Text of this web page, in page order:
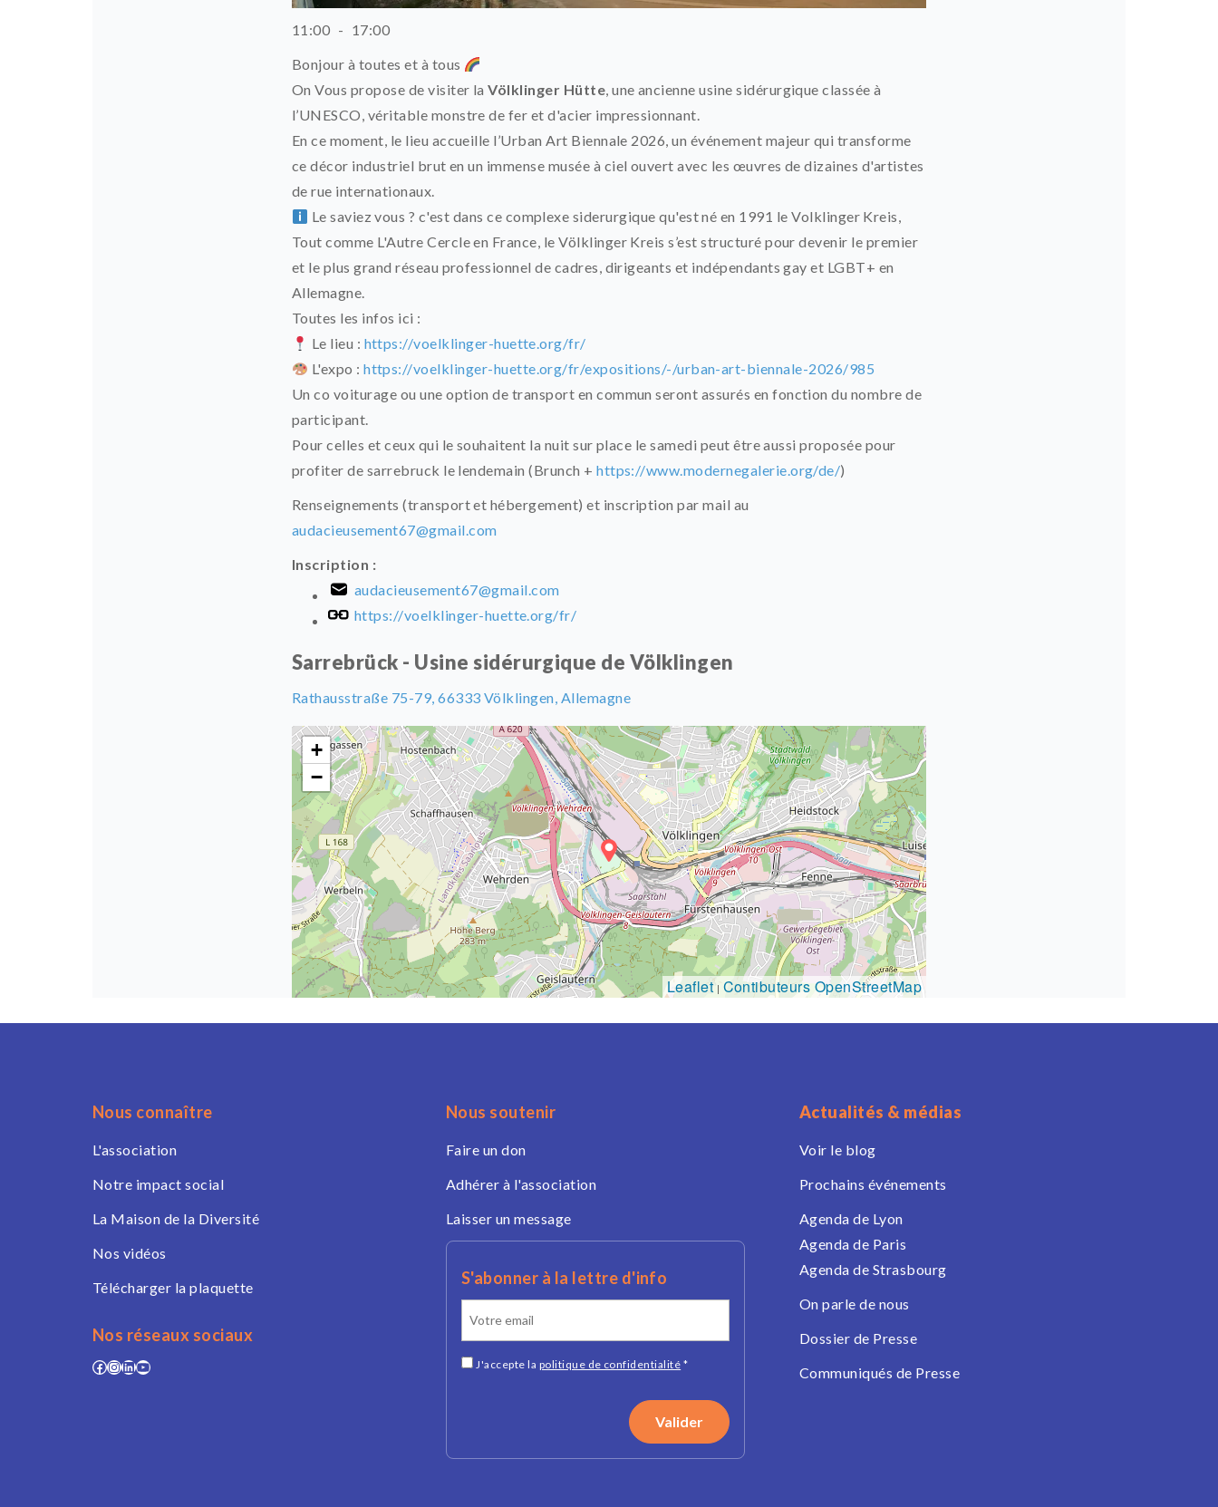
11:00 - 17:00
Bonjour à toutes et à tous
On Vous propose de visiter laVölklinger Hütte, une ancienne usine sidérurgique classée à
l’UNESCO, véritable monstre de fer et d'acier impressionnant.
En ce moment, le lieu accueille l’Urban Art Biennale 2026, un événement majeur qui transforme
ce décor industriel brut en un immense musée à ciel ouvert avec les œuvres de dizaines d'artistes
de rue internationaux.
Le saviez vous ? c'est dans ce complexe siderurgique qu'est né en 1991 le Volklinger Kreis,
Tout comme L'Autre Cercle en France, le Völklinger Kreis s’est structuré pour devenir le premier
et le plus grand réseau professionnel de cadres, dirigeants et indépendants gay et LGBT+ en
Allemagne.
Toutes les infos ici :
Le lieu : https://voelklinger-huette.org/fr/
L'expo :https://voelklinger-huette.org/fr/expositions/-/urban-art-biennale-2026/985
Un co voiturage ou une option de transport en commun seront assurés en fonction du nombre de
participant.
Pour celles et ceux qui le souhaitent la nuit sur place le samedi peut être aussi proposée pour
profiter de sarrebruck le lendemain (Brunch +https://www.modernegalerie.org/de/)
Renseignements (transport et hébergement) et inscription par mail au
audacieusement67@gmail.com
Inscription :
audacieusement67@gmail.com
https://voelklinger-huette.org/fr/
Sarrebrück - Usine sidérurgique de Völklingen
Rathausstraße 75-79, 66333 Völklingen, Allemagne
+
−
Leaflet | Contibuteurs OpenStreetMap
Nous connaître
L'association
Notre impact social
La Maison de la Diversité
Nos vidéos
Télécharger la plaquette
Nos réseaux sociaux
Facebook
Instagram
LinkedIn
YouTube
Nous soutenir
Faire un don
Adhérer à l'association
Laisser un message
S'abonner à la lettre d'info
J'accepte la politique de confidentialité *
Actualités & médias
Voir le blog
Prochains événements
Agenda de Lyon
Agenda de Paris
Agenda de Strasbourg
On parle de nous
Dossier de Presse
Communiqués de Presse